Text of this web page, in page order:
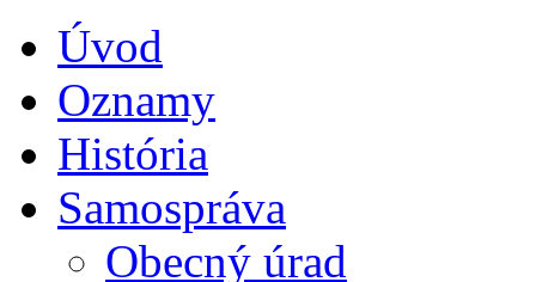
Úvod
Oznamy
História
Samospráva
Obecný úrad